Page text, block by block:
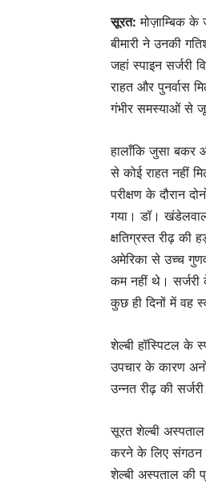
सूरत: मोज़ाम्बिक के
बीमारी ने उनकी
जहां स्पाइन सर्जरी
राहत और पुनर्वास
गंभीर समस्याओं से
हालाँकि जुसा बकर
से कोई राहत नहीं
परीक्षण के दौरान
गया। डॉ।
क्षतिग्रस्त रीढ़ की
अमेरिका से उच्च
कम नहीं थे। सर्जरी
कुछ ही दिनों में वह
शेल्बी हॉस्पिटल के
उपचार के कारण
उन्नत रीढ़ की
सूरत शेल्बी
करने के लिए संगठन
शेल्बी अस्पताल की